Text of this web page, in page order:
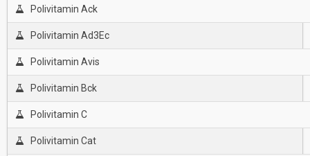
Polivitamin Ack
Polivitamin Ad3Ec
Polivitamin Avis
Polivitamin Bck
Polivitamin C
Polivitamin Cat